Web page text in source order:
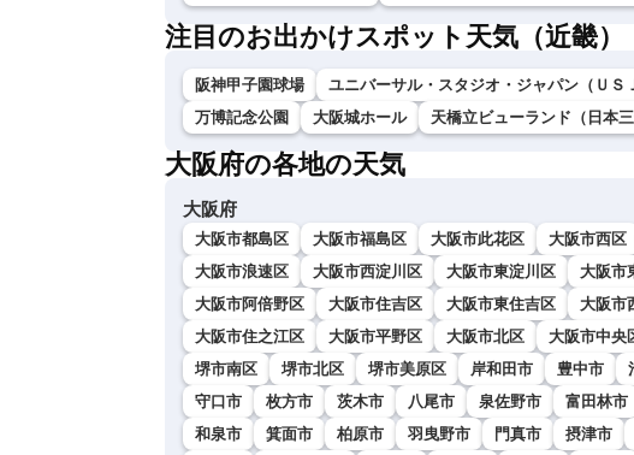
注目のお出かけスポット天気（近畿）
阪神甲子園球場 ユニバーサル・スタジオ・ジャパン（ＵＳ
万博記念公園
大阪城ホール 天橋立ビューランド（日本三
大阪府の各地の天気
大阪府
大阪市都島区 大阪市福島区 大阪市此花区 大阪市西区
大阪市浪速区
大阪市西淀川区 大阪市東淀川区 大阪市
大阪市阿倍野区
大阪市住吉区 大阪市東住吉区 大阪市
大阪市住之江区
大阪市平野区 大阪市北区 大阪市中央
堺市南区
堺市北区 堺市美原区 岸和田市 豊中市
守口市
枚方市 茨木市 八尾市 泉佐野市 富田林市
和泉市
箕面市 柏原市 羽曳野市 門真市 摂津市